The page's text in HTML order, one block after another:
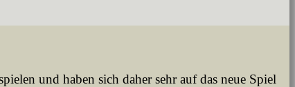
und haben sich daher sehr auf das neue Spiel